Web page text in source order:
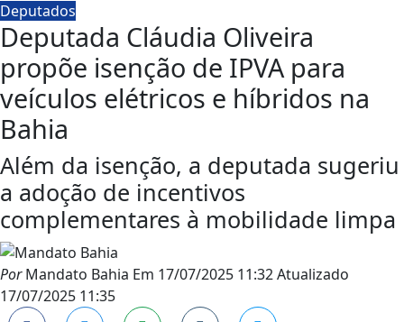
Deputados
Deputada Cláudia Oliveira
propõe isenção de IPVA para
veículos elétricos e híbridos na
Bahia
Além da isenção, a deputada sugeriu
a adoção de incentivos
complementares à mobilidade limpa
PorMandato Bahia Em 17/07/2025 11:32Atualizado
17/07/2025 11:35